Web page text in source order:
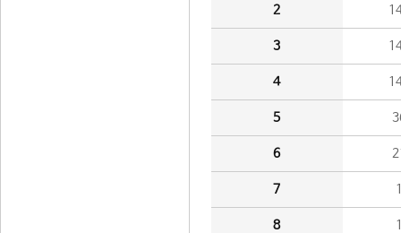
2
3
4
5
6
7
8